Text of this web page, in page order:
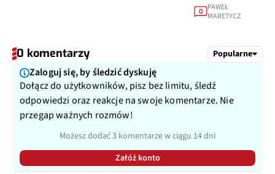
0
PAWEŁ
MARETYCZ
0 komentarzy Popularne
Zaloguj się, by śledzić dyskuję
Dołącz do użytkowników, pisz bez limitu, śledź
odpowiedzi oraz reakcje na swoje komentarze. Nie
przegap ważnych rozmów!
Możesz dodać 3 komentarze w ciągu 14 dni
Załóż konto